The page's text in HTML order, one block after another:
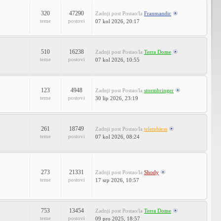
320
teme
47290
postovi
Zadnji post Postao/la Franmandic
07 kol 2026, 20:17
510
teme
16238
postovi
Zadnji post Postao/la Terra Dome
07 kol 2026, 10:55
123
teme
4948
postovi
Zadnji post Postao/la stormbringer
30 lip 2026, 23:19
261
teme
18749
postovi
Zadnji post Postao/la teletubiess
07 kol 2026, 08:24
273
teme
21331
postovi
Zadnji post Postao/la Shody
17 srp 2026, 10:57
753
teme
13454
postovi
Zadnji post Postao/la Terra Dome
09 pro 2025, 18:57